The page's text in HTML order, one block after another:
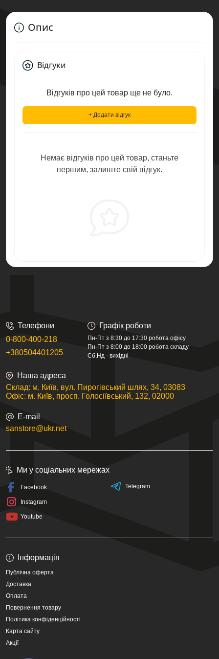
Опис
Відгуки
Відгуків про цей товар ще не було.
+ Додати відгук
Немає відгуків про цей товар, станьте
першим, залиште свій відгук.
Телефони
0-800-400-218
+380504401205
Графік роботи
Пн-Пт з 8:30 до 17:30 робота офісу
Пн-Пт з 8:00 до 18:00 робота складу
Сб,Нд - вихідні
Наша адреса
Склад: м. Київ, вул. Пирогівський шлях, 34, 03083
Офіс: м. Київ, просп. Голосіївський, 132, 02000
E-mail
sanstore@ukr.net
Інформація
Публічна оферта
Доставка
Оплата
Повернення товару
Політика конфіденційності
Карта сайту
Акції
Ми у соціальних мережах
Facebook
Instagram
Youtube
Telegram